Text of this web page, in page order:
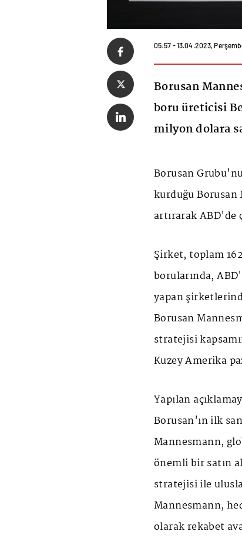
05:57 - 13.04.2023,
Borusan
boru üreticisi
milyon dolara
Borusan
kurduğu Borusan
artırarak
Şirket, toplam
borularında,
yapan
Borusan
stratejisi
Kuzey Amerika
Yapılan
Borusan'ın ilk
Mannesmann,
önemli bir satın
stratejisi ile
Mannesmann,
olarak rekabet